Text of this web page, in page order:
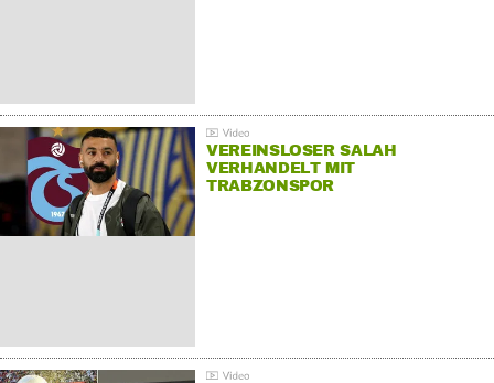
VEREINSLOSER SALAH
VERHANDELT MIT
TRABZONSPOR